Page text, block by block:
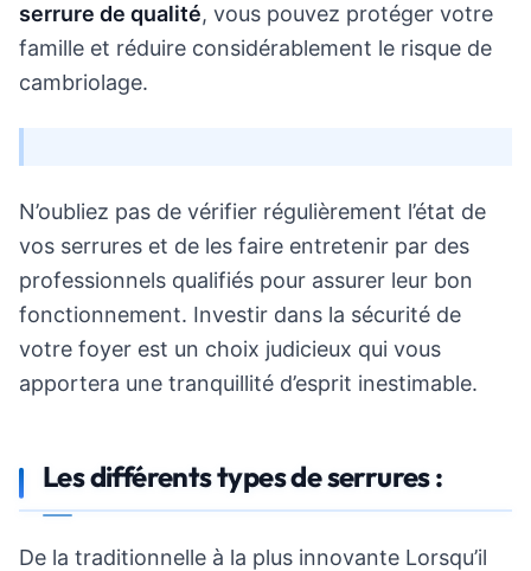
serrure de qualité, vous pouvez protéger votre
famille et réduire considérablement le risque de
cambriolage.
N’oubliez pas de vérifier régulièrement l’état de
vos serrures et de les faire entretenir par des
professionnels qualifiés pour assurer leur bon
fonctionnement. Investir dans la sécurité de
votre foyer est un choix judicieux qui vous
apportera une tranquillité d’esprit inestimable.
Les différents types de serrures :
De la traditionnelle à la plus innovante Lorsqu’il